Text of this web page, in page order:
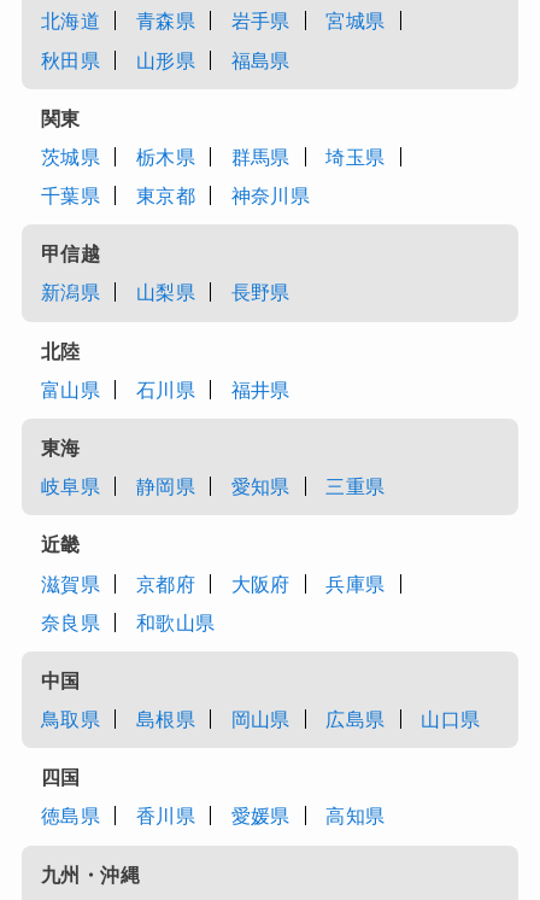
北海道
青森県 岩手県
宮城県
秋田県
山形県 福島県
関東
茨城県
栃木県 群馬県
埼玉県
千葉県
東京都 神奈川県
甲信越
新潟県
山梨県 長野県
北陸
富山県
石川県 福井県
東海
岐阜県
静岡県 愛知県 三重県
近畿
滋賀県
京都府 大阪府
兵庫県
奈良県
和歌山県
中国
鳥取県
島根県 岡山県 広島県 山口県
四国
徳島県
香川県 愛媛県 高知県
九州・沖縄